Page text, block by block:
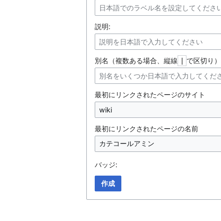
説明:
別名（複数ある場合、縦線 で区切り
最初にリンクされたページのサイト
最初にリンクされたページの名前
バッジ:
作成